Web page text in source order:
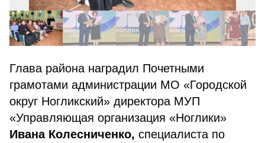
Глава района наградил Почетными
грамотами администрации МО «Городской
округ Ногликский» директора МУП
«Управляющая организация «Ноглики»
Ивана Колесниченко, специалиста по